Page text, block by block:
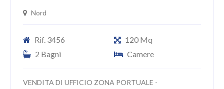
Nord
Rif. 3456
120 Mq
2 Bagni
Camere
VENDITA DI UFFICIO ZONA PORTUALE -